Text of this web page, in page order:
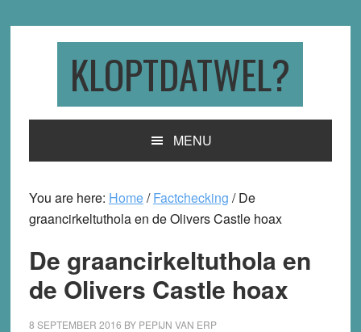
KLOPTDATWEL?
MENU
You are here: Home/ Factchecking /De
graancirkeltuthola en de Olivers Castle hoax
De graancirkeltuthola en
de Olivers Castle hoax
8 SEPTEMBER 2016 BY PEPIJN VAN ERP